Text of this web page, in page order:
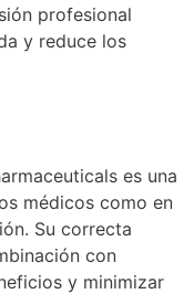
profesional
y reduce los
es una
médicos como en
Su correcta
con
y minimizar